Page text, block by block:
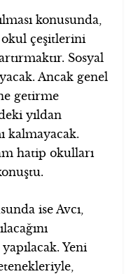
konusunda,
çeşitlerini
Sosyal
Ancak genel
getirme
yıldan
kalmayacak.
hatip okulları
ise Avcı,
Yeni